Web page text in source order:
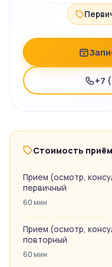
+7
Стоимость
Прием (осмотр,
первичный
60 мин
Прием (осмотр,
повторный
60 мин